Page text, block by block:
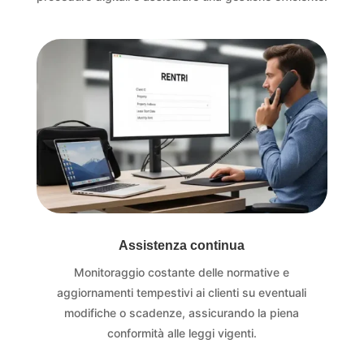
Assistenza continua
Monitoraggio costante delle normative e
aggiornamenti tempestivi ai clienti su eventuali
modifiche o scadenze, assicurando la piena
conformità alle leggi vigenti.